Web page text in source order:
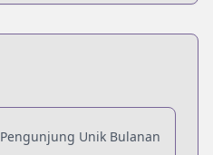
Pengunjung Unik Bulanan